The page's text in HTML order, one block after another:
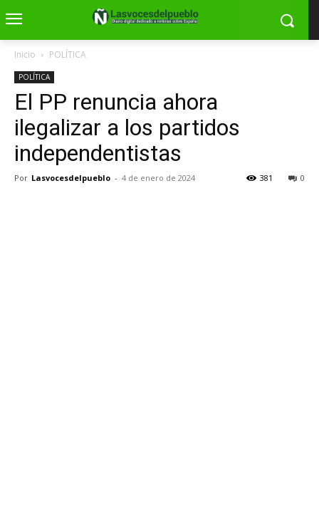
Inicio POLÍTICA
POLÍTICA
El PP renuncia ahora
ilegalizar a los partidos
independentistas
Por Lasvocesdelpueblo - 4 de enero de 2024 0
381